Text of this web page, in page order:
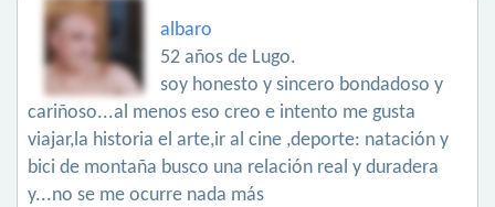
albaro
52 años de Lugo.
soy honesto y sincero bondadoso y
cariñoso...al menos eso creo e intento me gusta
viajar,la historia el arte,ir al cine ,deporte: natación y
bici de montaña busco una relación real y duradera
y...no se me ocurre nada más